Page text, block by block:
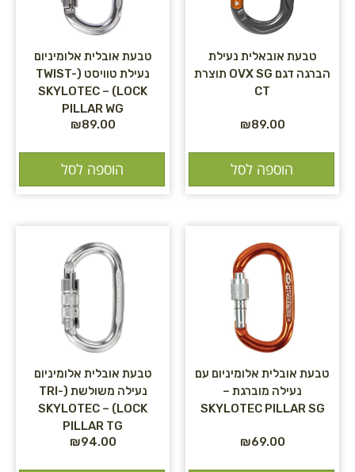
טבעת אובאלית נעילת
הברגה דגם OVX SG תוצרת
CT
₪89.00
הוספה לסל
טבעת אובלית אלומיניום
נעילת טוויסט (TWIST-
LOCK) – SKYLOTEC
PILLAR WG
₪89.00
הוספה לסל
טבעת אובלית אלומיניום עם
נעילה מוברגת –
SKYLOTEC PILLAR SG
₪69.00
טבעת אובלית אלומיניום
נעילה משולשת (TRI-
LOCK) – SKYLOTEC
PILLAR TG
₪94.00